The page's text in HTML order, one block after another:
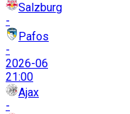
Salzburg
-
Pafos
-
2026-06
21:00
Ajax
-